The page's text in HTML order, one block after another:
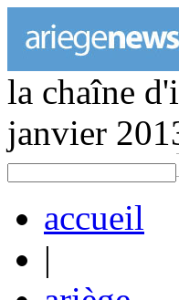
la chaîne
janvier
accueil
|